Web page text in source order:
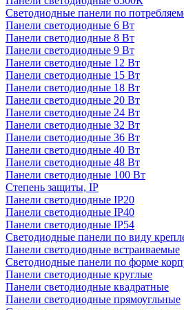
Светодиодные панели по
Панели светодиодные 6 Вт
Панели светодиодные 8 Вт
Панели светодиодные 9 Вт
Панели светодиодные 12 Вт
Панели светодиодные 15 Вт
Панели светодиодные 18 Вт
Панели светодиодные 20 Вт
Панели светодиодные 24 Вт
Панели светодиодные 32 Вт
Панели светодиодные 36 Вт
Панели светодиодные 40 Вт
Панели светодиодные 48 Вт
Панели светодиодные 100 Вт
Степень защиты, IP
Панели светодиодные IP20
Панели светодиодные IP40
Панели светодиодные IP54
Светодиодные панели по виду
Панели светодиодные встраиваемые
Светодиодные панели по форме
Панели светодиодные круглые
Панели светодиодные квадратные
Панели светодиодные прямоугльные